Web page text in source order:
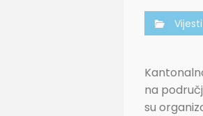
Vijesti
na
su